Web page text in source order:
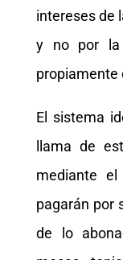
intereses de
y no por la
propiamente
El sistema
llama de
mediante
pagarán por
de lo